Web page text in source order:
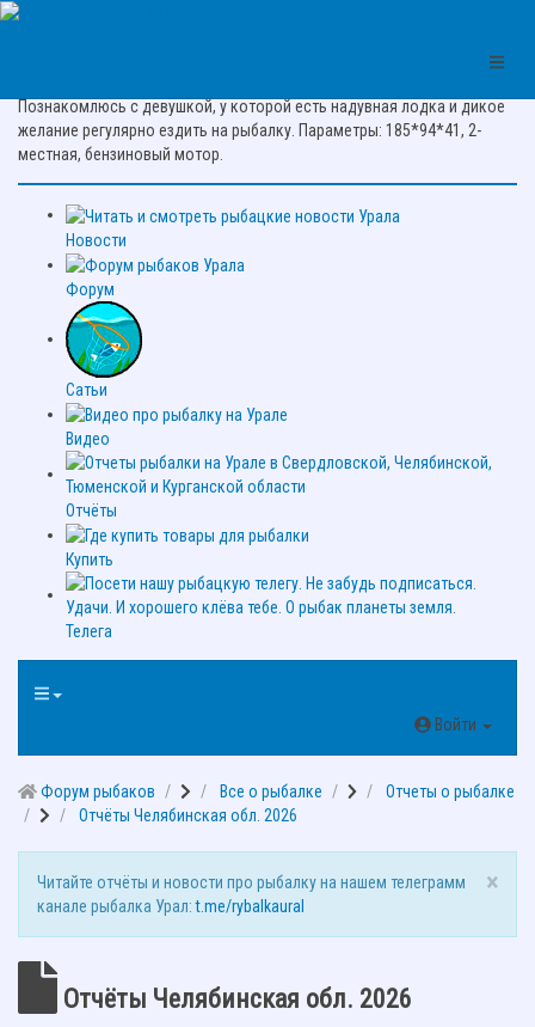
Познакомлюсь с девушкой, у которой есть надувная лодка и дикое
желание регулярно ездить на рыбалку. Параметры: 185*94*41, 2-
местная, бензиновый мотор.
Новости
Форум
Сатьи
Видео
Отчёты
Купить
Телега
Войти
Форум рыбаков Все о рыбалке
Отчеты о рыбалке
Отчёты Челябинская обл. 2026
×
Читайте отчёты и новости про рыбалку на нашем телеграмм
канале рыбалка Урал:t.me/rybalkaural
Отчёты Челябинская обл. 2026